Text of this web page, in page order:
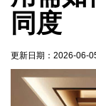
同度
更新日期： 2026-06-